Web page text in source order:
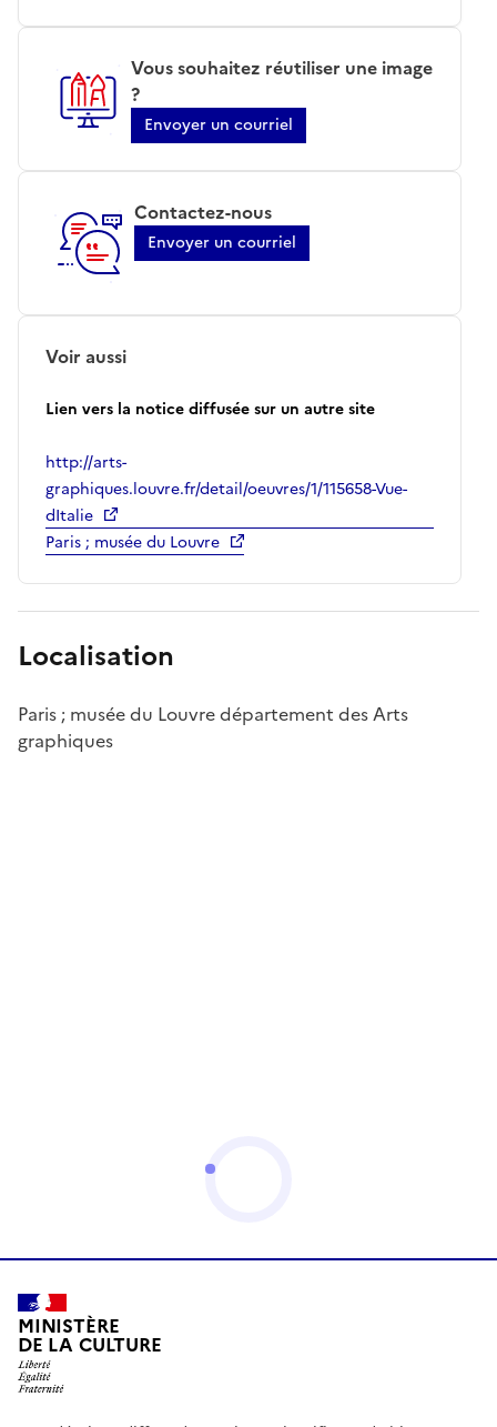
Vous souhaitez réutiliser une image
?
Envoyer un courriel
Contactez-nous
Envoyer un courriel
Voir aussi
Lien vers la notice diffusée sur un autre site
http://arts-
graphiques.louvre.fr/detail/oeuvres/1/115658-Vue-
dItalie
Paris ; musée du Louvre
Localisation
Paris ; musée du Louvre département des Arts
graphiques
MINISTÈRE
DE LA CULTURE